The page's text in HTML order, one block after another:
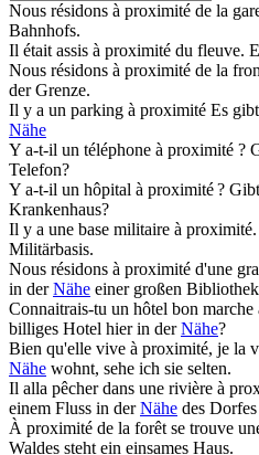
Nous résidons à proximité de la
Bahnhofs.
Il était assis à proximité du fleuve.
Nous résidons à proximité de la
der Grenze.
Il y a un parking à proximité Es
Nähe
Y a-t-il un téléphone à proximité ?
Telefon?
Y a-t-il un hôpital à proximité?
Krankenhaus?
Il y a une base militaire à proximité.
Militärbasis.
Nous résidons à proximité d'une
in derNähe einer großen
Connaitrais-tu un hôtel bon marche
billiges Hotel hier in derNähe?
Bien qu'elle vive à proximité, je la
Nähe wohnt, sehe ich sie selten.
Il alla pêcher dans une rivière à
einem Fluss in derNähe des
À proximité de la forêt se trouve
Waldes steht ein einsames Haus.